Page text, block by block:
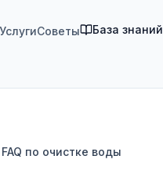
УслугиСоветы База знаний
FAQ по очистке воды